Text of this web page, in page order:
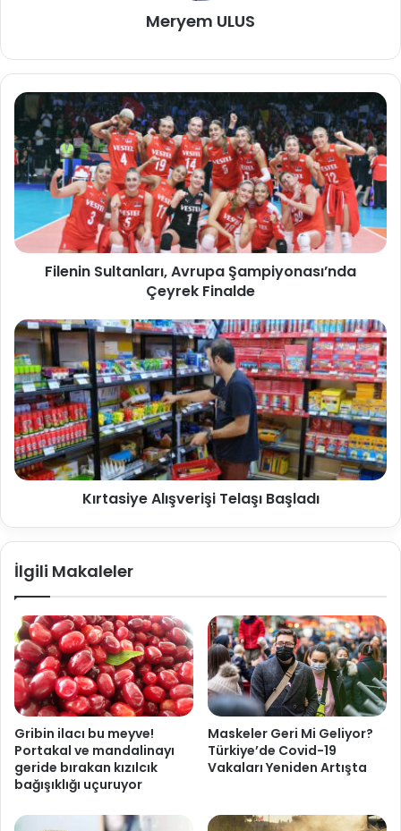
Meryem ULUS
Filenin Sultanları, Avrupa Şampiyonası’nda
Çeyrek Finalde
Kırtasiye Alışverişi Telaşı Başladı
İlgili Makaleler
Gribin ilacı bu meyve!
Portakal ve mandalinayı
geride bırakan kızılcık
bağışıklığı uçuruyor
Maskeler Geri Mi Geliyor?
Türkiye’de Covid-19
Vakaları Yeniden Artışta